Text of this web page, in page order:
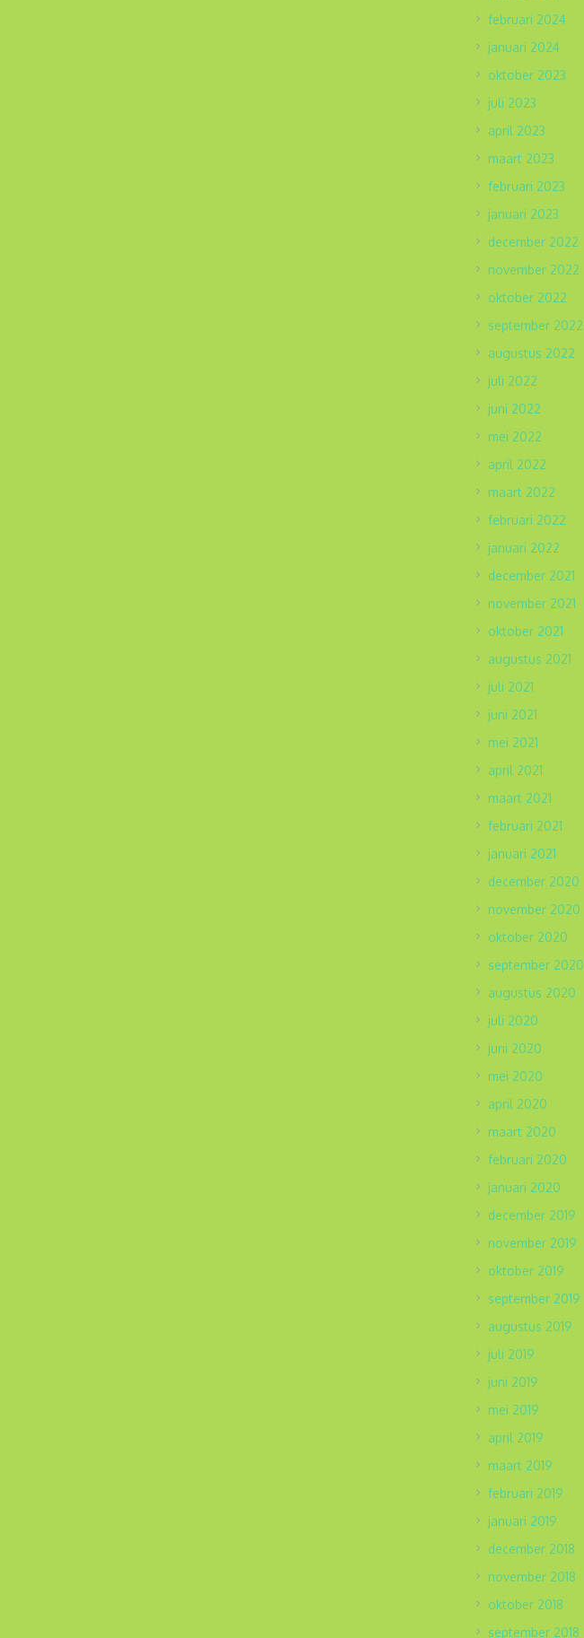
februari 2024
januari 2024
oktober 2023
juli 2023
april 2023
maart 2023
februari 2023
januari 2023
december 2022
november 2022
oktober 2022
september 2022
augustus 2022
juli 2022
juni 2022
mei 2022
april 2022
maart 2022
februari 2022
januari 2022
december 2021
november 2021
oktober 2021
augustus 2021
juli 2021
juni 2021
mei 2021
april 2021
maart 2021
februari 2021
januari 2021
december 2020
november 2020
oktober 2020
september 2020
augustus 2020
juli 2020
juni 2020
mei 2020
april 2020
maart 2020
februari 2020
januari 2020
december 2019
november 2019
oktober 2019
september 2019
augustus 2019
juli 2019
juni 2019
mei 2019
april 2019
maart 2019
februari 2019
januari 2019
december 2018
november 2018
oktober 2018
september 2018